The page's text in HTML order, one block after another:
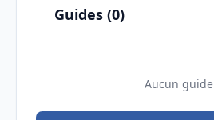
Guides (0)
Aucun guide